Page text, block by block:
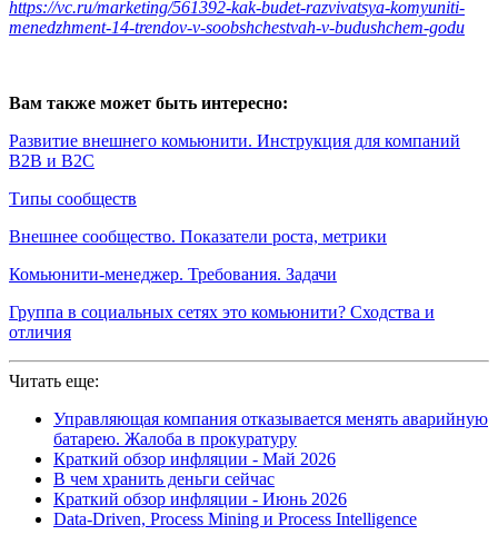
https://vc.ru/marketing/561392-kak-budet-razvivatsya-komyuniti-
menedzhment-14-trendov-v-soobshchestvah-v-budushchem-godu
Вам также может быть интересно:
Развитие внешнего комьюнити. Инструкция для компаний
B2B и B2C
Типы сообществ
Внешнее сообщество. Показатели роста, метрики
Комьюнити-менеджер. Требования. Задачи
Группа в социальных сетях это комьюнити? Сходства и
отличия
Читать еще:
Управляющая компания отказывается менять аварийную
батарею. Жалоба в прокуратуру
Краткий обзор инфляции - Май 2026
В чем хранить деньги сейчас
Краткий обзор инфляции - Июнь 2026
Data-Driven, Process Mining и Process Intelligence